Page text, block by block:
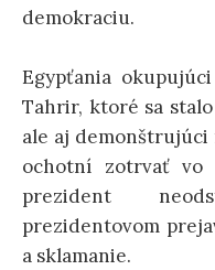
demokraciu.
Egypťania
Tahrir, ktoré sa
ale aj
ochotní zotrvať vo
prezident
prezidentovom
a sklamanie.